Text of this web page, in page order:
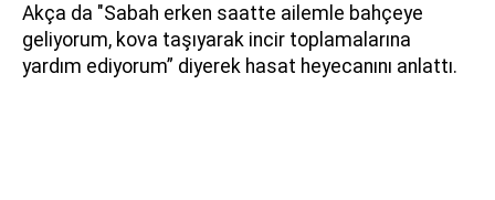
Akça da "Sabah erken saatte ailemle bahçeye
geliyorum, kova taşıyarak incir toplamalarına
yardım ediyorum” diyerek hasat heyecanını anlattı.